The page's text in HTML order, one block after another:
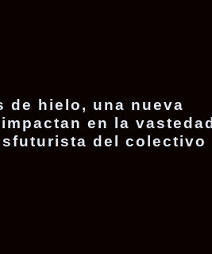
de hielo, una nueva
en la
del colectivo